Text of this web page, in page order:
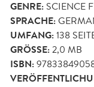
GENRE: SCIENCE
SPRACHE:
UMFANG:138
GRÖSSE: 2,0 MB
ISBN: